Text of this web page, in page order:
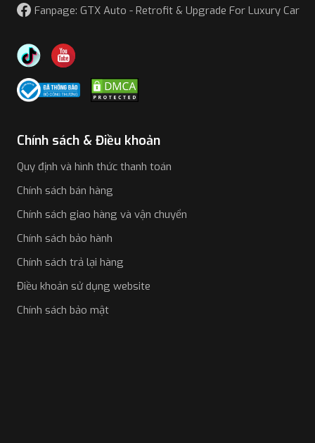
Fanpage: GTX Auto - Retrofit & Upgrade For Luxury Car
Chính sách & Điều khoản
Quy định và hình thức thanh toán
Chính sách bán hàng
Chính sách giao hàng và vận chuyển
Chính sách bảo hành
Chính sách trả lại hàng
Điều khoản sử dụng website
Chính sách bảo mật